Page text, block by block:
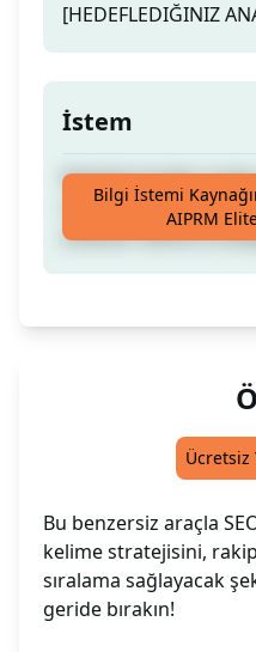
[HEDEFLEDIĞINIZ
İstem
Rakiplerinizden önde
sağlayacak blog
anahtar kelime
Bilgi İstemi
AIPRM
Ücretsiz
Bu benzersiz araçla
kelime stratejisini,
sıralama sağlayacak
geride bırakın!